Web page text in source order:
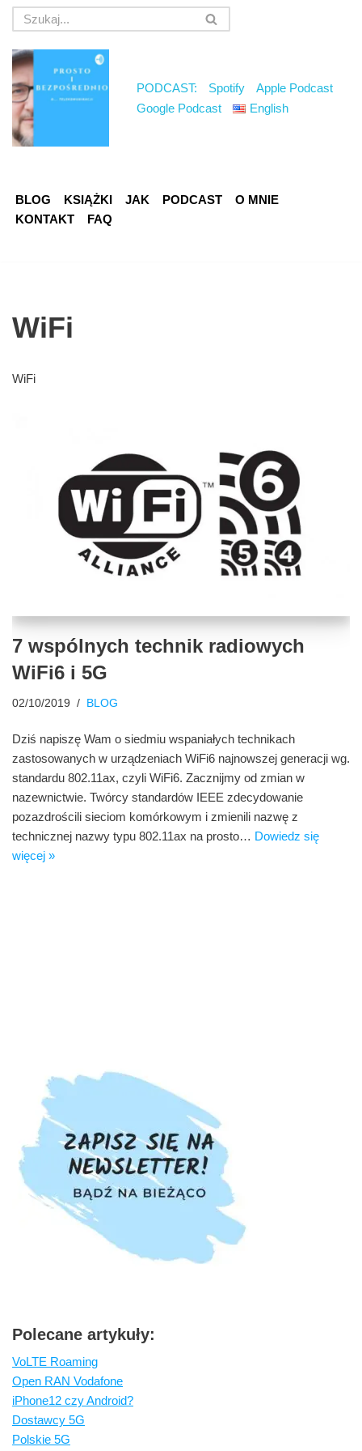
do
treści
PODCAST: Spotify
Apple Podcast
Google Podcast
English
BLOG KSIĄŻKI JAK PODCAST
O MNIE
KONTAKT
FAQ
WiFi
WiFi
7 wspólnych technik radiowych
WiFi6 i 5G
02/10/2019 BLOG
Dziś napiszę Wam o siedmiu wspaniałych technikach
zastosowanych w urządzeniach WiFi6 najnowszej generacji wg.
standardu 802.11ax, czyli WiFi6. Zacznijmy od zmian w
nazewnictwie. Twórcy standardów IEEE zdecydowanie
pozazdrościli sieciom komórkowym i zmienili nazwę z
technicznej nazwy typu 802.11ax na prosto… Dowiedz się
więcej »
Polecane artykuły:
VoLTE Roaming
Open RAN Vodafone
iPhone12 czy Android?
Dostawcy 5G
Polskie 5G